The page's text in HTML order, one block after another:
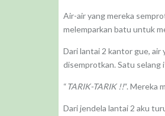
Air-air yang mereka
melemparkan batu untuk
Dari lantai 2 kantor gue, air
disemprotkan. Satu selang
“TARIK-TARIK !!“. Mereka
Dari jendela lantai 2 aku